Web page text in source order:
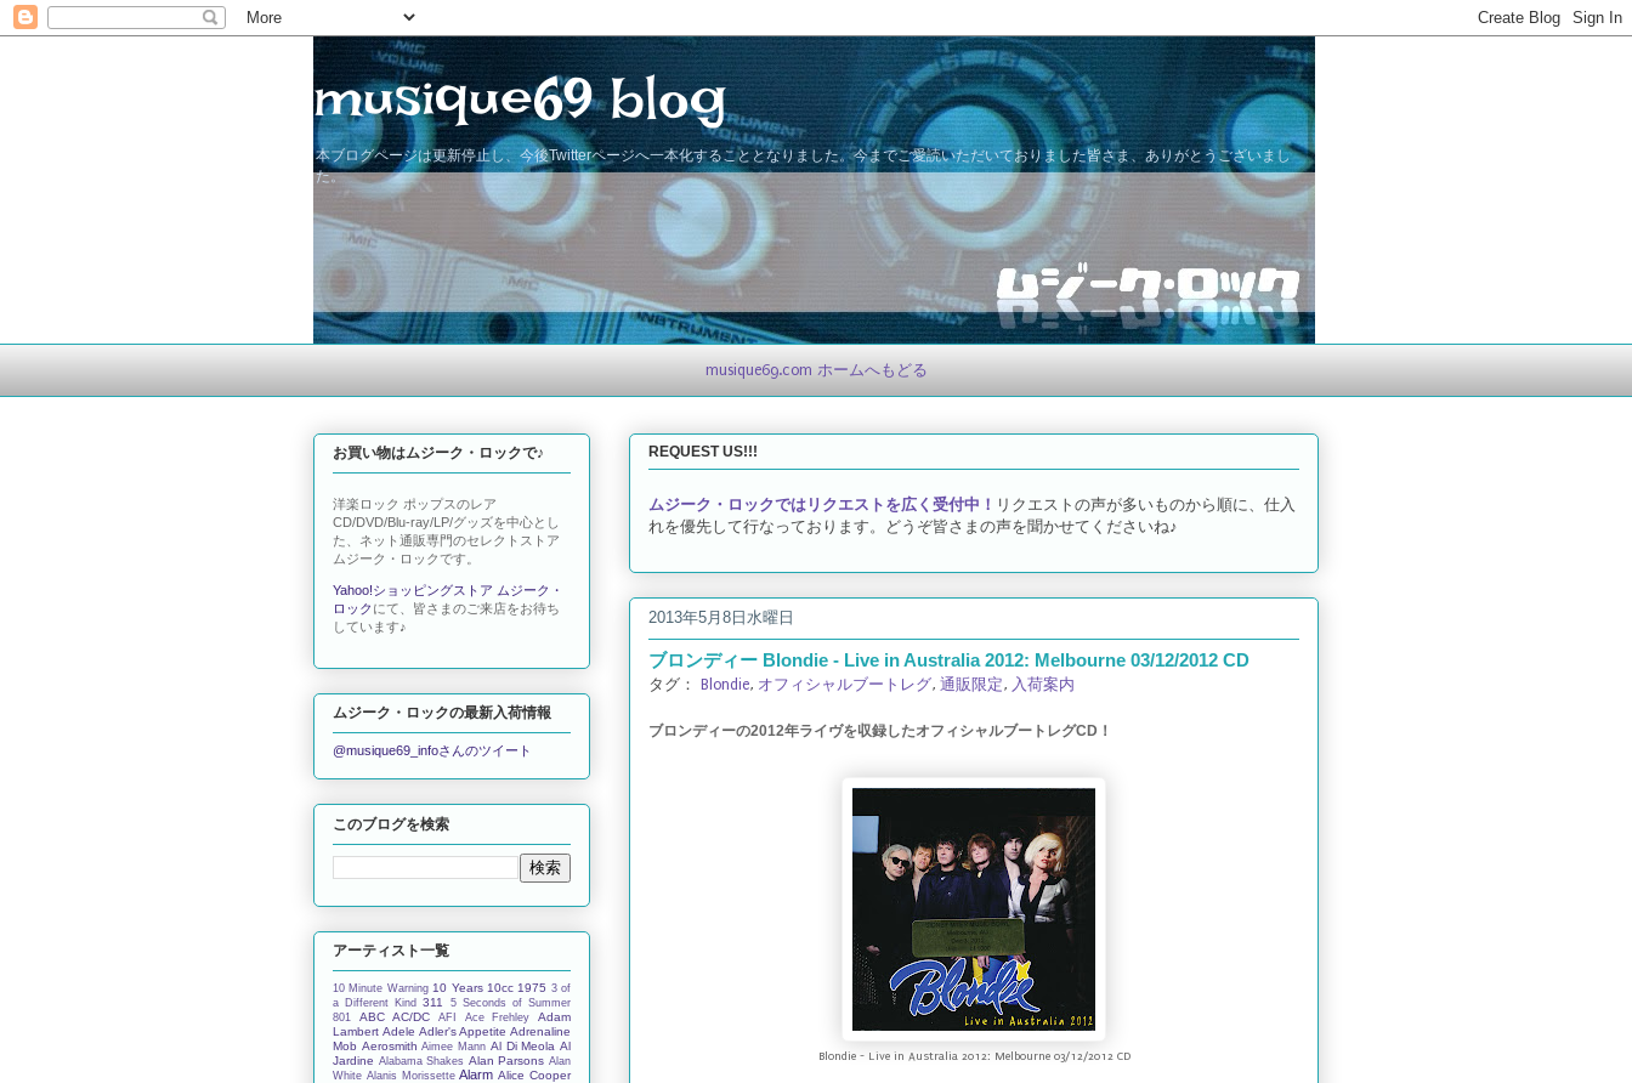
musique69 blog
本ブログページは更新停止し、今後Twitterページへ一本化することとなりました。今までご愛読いただいておりました皆さま、ありがとうございまし
た。
musique69.com ホームへもどる
REQUEST US!!!
ムジーク・ロックではリクエストを広く受付中！ リクエストの声が多いものから順に、仕入
れを優先して行なっております。どうぞ皆さまの声を聞かせてくださいね♪
2013年5月8日水曜日
ブロンディー Blondie - Live in Australia 2012: Melbourne 03/12/2012 CD
タグ： Blondie, オフィシャルブートレグ, 通販限定, 入荷案内
ブロンディーの2012年ライヴを収録したオフィシャルブートレグCD！
Blondie - Live in Australia 2012: Melbourne 03/12/2012 CD
お買い物はムジーク・ロックで♪
洋楽ロック ポップスのレア
CD/DVD/Blu-ray/LP/グッズを中心とし
た、ネット通販専門のセレクトストア
ムジーク・ロックです。
Yahoo!ショッピングストア ムジーク・
ロック にて、皆さまのご来店をお待ち
しています♪
ムジーク・ロックの最新入荷情報
@musique69_infoさんのツイート
このブログを検索
アーティスト一覧
10 Minute Warning 10 Years 10cc 1975 3 of
a Different Kind
311
5 Seconds of Summer
801
ABC AC/DC AFI Ace Frehley
Adam
Lambert Adele Adler's Appetite Adrenaline
Mob Aerosmith Aimee Mann Al Di Meola Al
Jardine Alabama Shakes Alan Parsons Alan
White Alanis Morissette Alarm Alice Cooper